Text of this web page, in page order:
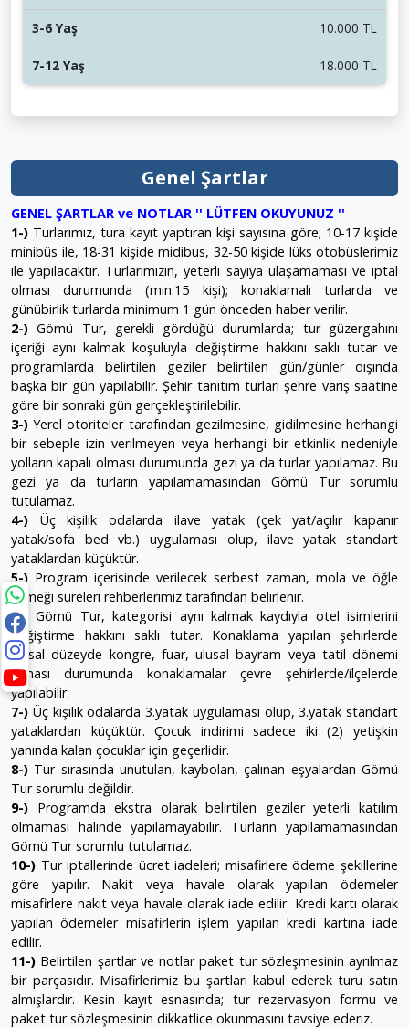
10.000 TL
18.000 TL
Genel Şartlar
GENEL ŞARTLAR ve NOTLAR '' LÜTFEN OKUYUNUZ ''
1-) Turlarımız, tura kayıt yaptıran kişi sayısına göre; 10-17 kişide
minibüs ile, 18-31 kişide midibus, 32-50 kişide lüks otobüslerimiz
ile yapılacaktır. Turlarımızın, yeterli sayıya ulaşamaması ve iptal
olması durumunda (min.15 kişi); konaklamalı turlarda ve
günübirlik turlarda minimum 1 gün önceden haber verilir.
2-) Gömü Tur, gerekli gördüğü durumlarda; tur güzergahını
içeriği aynı kalmak koşuluyla değiştirme hakkını saklı tutar ve
programlarda belirtilen geziler belirtilen gün/günler dışında
başka bir gün yapılabilir. Şehir tanıtım turları şehre varış saatine
göre bir sonraki gün gerçekleştirilebilir.
3-)Yerel otoriteler tarafından gezilmesine, gidilmesine herhangi
bir sebeple izin verilmeyen veya herhangi bir etkinlik nedeniyle
yolların kapalı olması durumunda gezi ya da turlar yapılamaz. Bu
gezi ya da turların yapılamamasından Gömü Tur sorumlu
tutulamaz.
4-) Üç kişilik odalarda ilave yatak (çek yat/açılır kapanır
yatak/sofa bed vb.) uygulaması olup, ilave yatak standart
yataklardan küçüktür.
5-) Program içerisinde verilecek serbest zaman, mola ve öğle
yemeği süreleri rehberlerimiz tarafından belirlenir.
6-) Gömü Tur, kategorisi aynı kalmak kaydıyla otel isimlerini
değiştirme hakkını saklı tutar. Konaklama yapılan şehirlerde
ulusal düzeyde kongre, fuar, ulusal bayram veya tatil dönemi
olması durumunda konaklamalar çevre şehirlerde/ilçelerde
yapılabilir.
7-) Üç kişilik odalarda 3.yatak uygulaması olup, 3.yatak standart
yataklardan küçüktür. Çocuk indirimi sadece iki (2) yetişkin
yanında kalan çocuklar için geçerlidir.
8-) Tur sırasında unutulan, kaybolan, çalınan eşyalardan Gömü
Tur sorumlu değildir.
9-) Programda ekstra olarak belirtilen geziler yeterli katılım
olmaması halinde yapılamayabilir. Turların yapılamamasından
Gömü Tur sorumlu tutulamaz.
10-) Tur iptallerinde ücret iadeleri; misafirlere ödeme şekillerine
göre yapılır. Nakit veya havale olarak yapılan ödemeler
misafirlere nakit veya havale olarak iade edilir. Kredi kartı olarak
yapılan ödemeler misafirlerin işlem yapılan kredi kartına iade
edilir.
11-) Belirtilen şartlar ve notlar paket tur sözleşmesinin ayrılmaz
bir parçasıdır. Misafirlerimiz bu şartları kabul ederek turu satın
almışlardır. Kesin kayıt esnasında; tur rezervasyon formu ve
paket tur sözleşmesinin dikkatlice okunmasını tavsiye ederiz.